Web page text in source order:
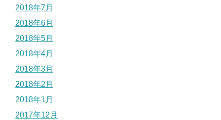
2018年7月
2018年6月
2018年5月
2018年4月
2018年3月
2018年2月
2018年1月
2017年12月